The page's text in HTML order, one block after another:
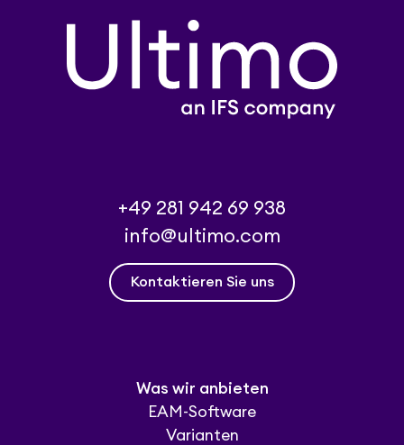
+49 281 942 69 938
info@ultimo.com
Kontaktieren Sie uns
Was wir anbieten
EAM-Software
Varianten